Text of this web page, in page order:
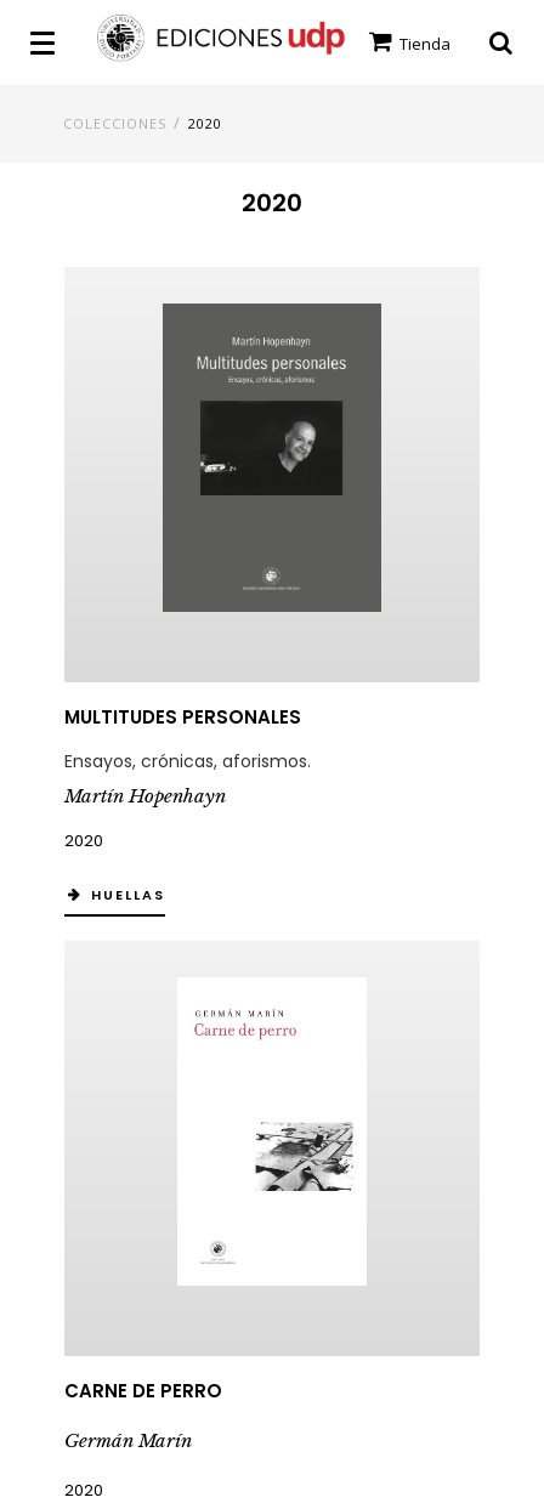
Tienda
COLECCIONES /2020
2020
MULTITUDES PERSONALES
Ensayos, crónicas, aforismos.
Martín Hopenhayn
2020
HUELLAS
CARNE DE PERRO
Germán Marín
2020